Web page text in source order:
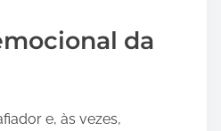
da
e, às vezes,